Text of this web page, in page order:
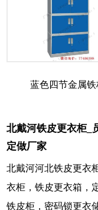
蓝色四节金属铁
北戴河铁皮更衣柜_
定做厂家
北戴河河北铁皮更衣
衣柜，铁皮更衣箱，
铁皮柜，密码锁更衣